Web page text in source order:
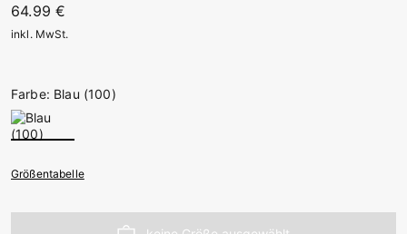
64.99 €
inkl. MwSt.
Farbe: Blau (100)
Größentabelle